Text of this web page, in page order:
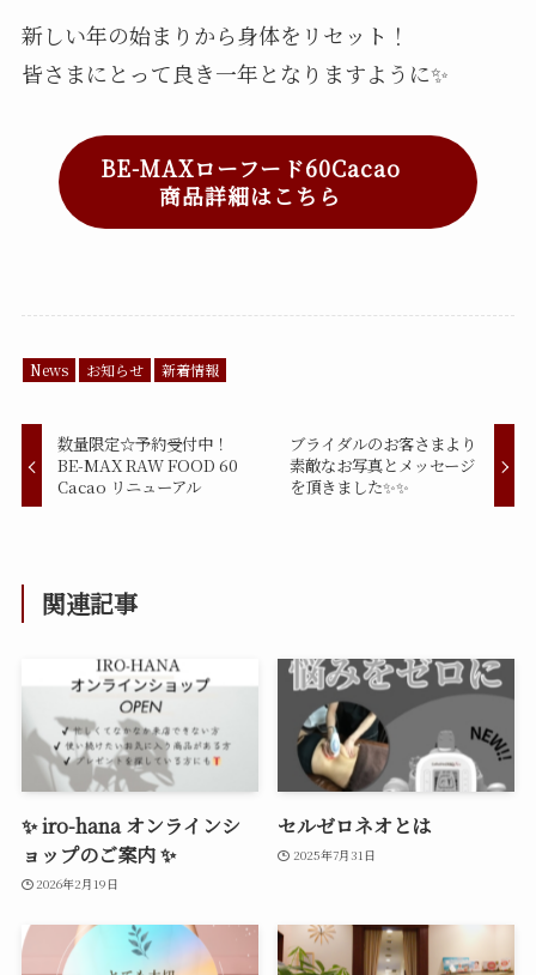
新しい年の始まりから身体をリセット！
皆さまにとって良き一年となりますように✨
BE-MAXローフード60Cacao
商品詳細はこちら
News お知らせ 新着情報
数量限定☆予約受付中！
BE-MAX RAW FOOD 60
Cacao リニューアル
ブライダルのお客さまより
素敵なお写真とメッセージ
を頂きました✨✨
関連記事
✨ iro-hana オンラインシ
ョップのご案内 ✨
2026年2月19日
セルゼロネオとは
2025年7月31日